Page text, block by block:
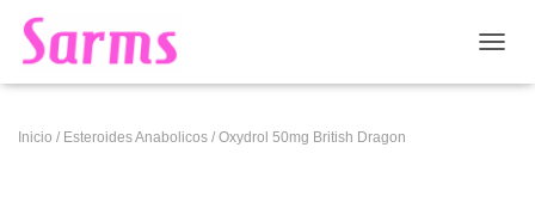
Inicio / Esteroides Anabolicos / Oxydrol 50mg British Dragon